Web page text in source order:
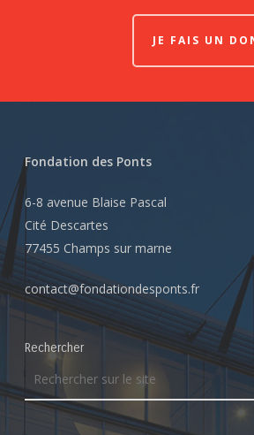
JE FAIS UN
Fondation des Ponts
6-8 avenue Blaise Pascal
Cité Descartes
77455 Champs sur marne
contact@fondationdesponts.fr
Rechercher